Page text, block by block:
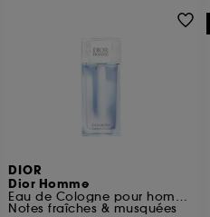
DIOR
Dior Homme
Eau de Cologne pour homme
Notes fraîches & musquées